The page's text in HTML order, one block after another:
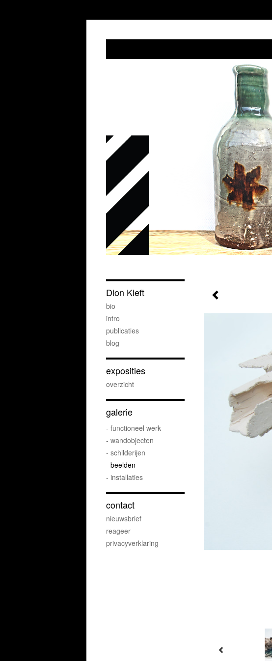
Dion Kieft
bio
intro
publicaties
blog
exposities
overzicht
galerie
- functioneel werk
- wandobjecten
- schilderijen
- beelden
- installaties
contact
nieuwsbrief
reageer
privacyverklaring